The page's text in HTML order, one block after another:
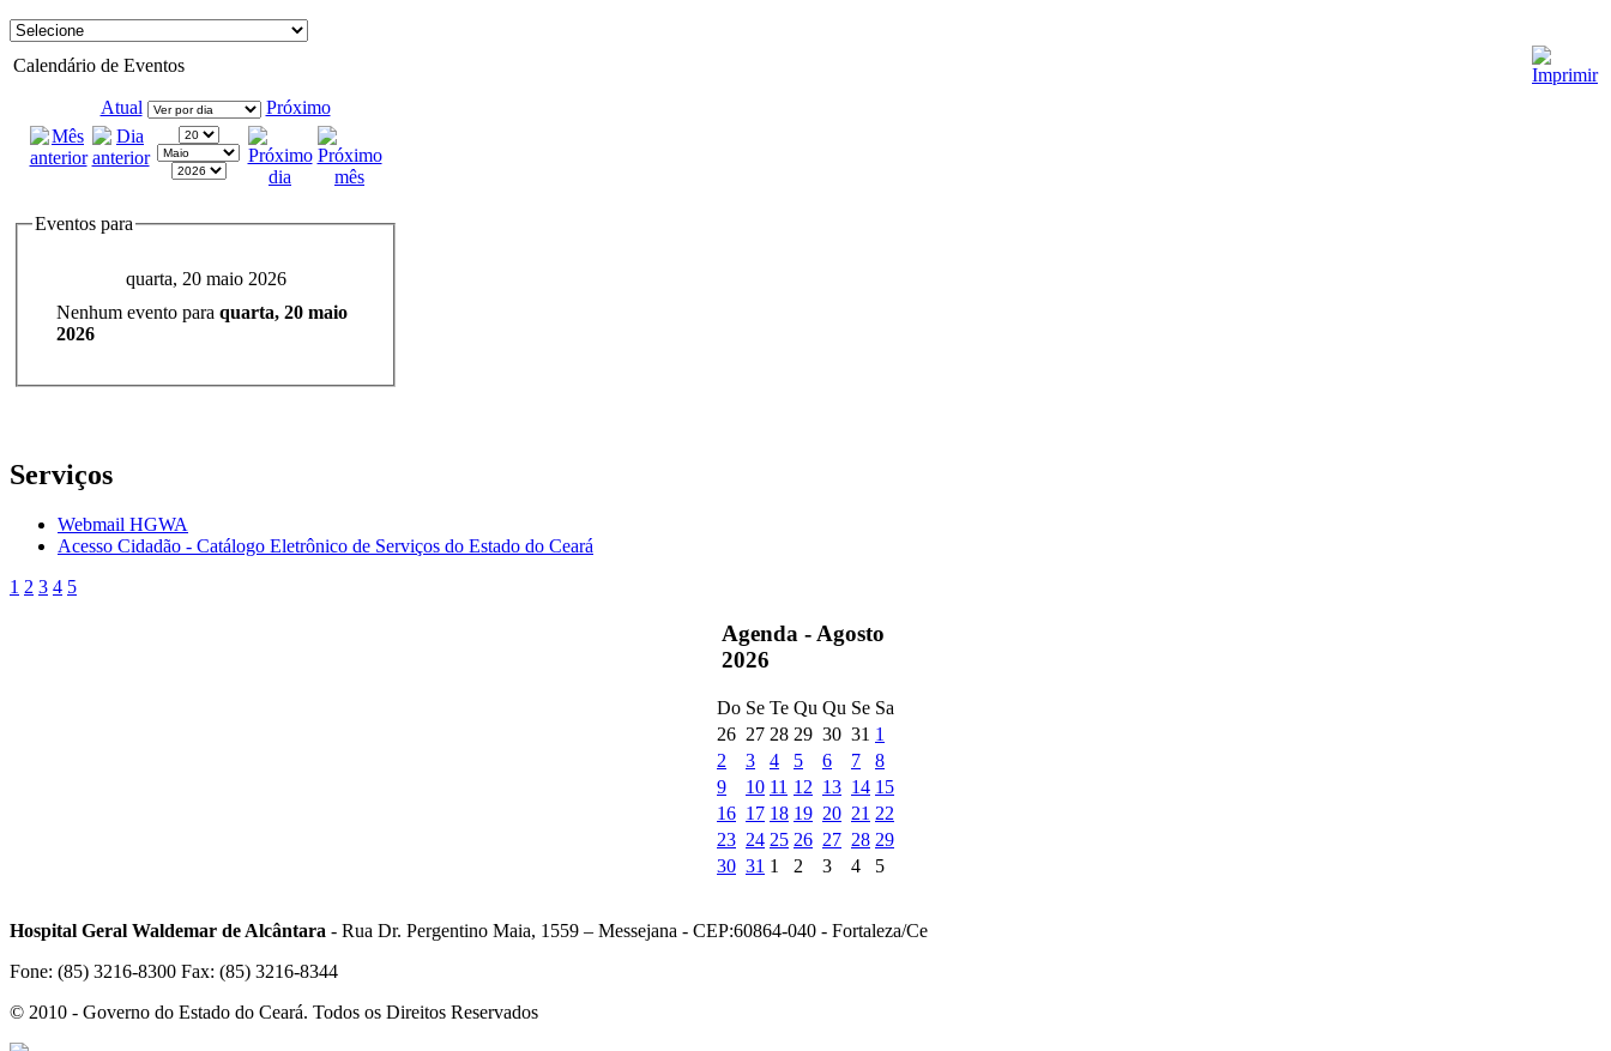
Calendário de Eventos
Atual Próximo
Eventos para
quarta, 20 maio 2026
Nenhum evento para quarta, 20 maio
2026
Serviços
Webmail HGWA
Acesso Cidadão - Catálogo Eletrônico de Serviços do Estado do Ceará
1 2 3 4 5
Agenda - Agosto
2026
Do Se Te Qu Qu Se Sa
26 27 28 29 30 31 1
2
3 4 5 6 7
8
9
10 11 12 13 14 15
16 17 18 19 20 21 22
23 24 25 26 27 28 29
30 31 1 2 3 4 5
Hospital Geral Waldemar de Alcântara - Rua Dr. Pergentino Maia, 1559 – Messejana - CEP:60864-040 - Fortaleza/Ce
Fone: (85) 3216-8300 Fax: (85) 3216-8344
© 2010 - Governo do Estado do Ceará. Todos os Direitos Reservados